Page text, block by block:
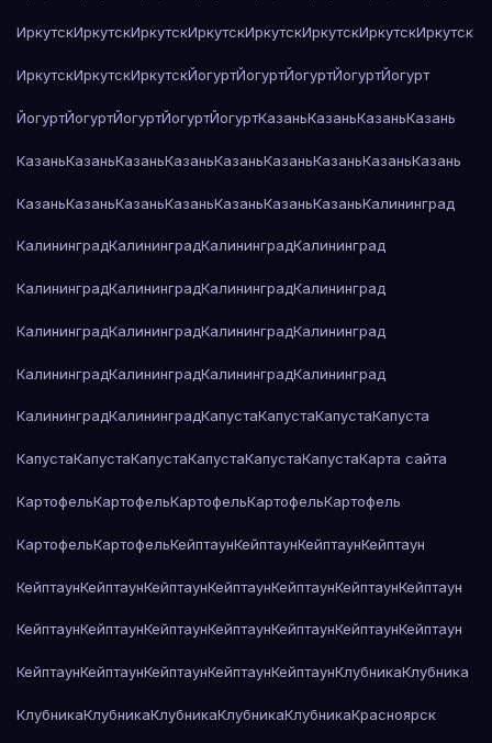
ИркутскИркутскИркутскИркутскИркутскИркутскИркутскИркутск
ИркутскИркутскИркутскЙогуртЙогуртЙогуртЙогуртЙогурт
ЙогуртЙогуртЙогуртЙогуртЙогуртКазаньКазаньКазаньКазань
КазаньКазаньКазаньКазаньКазаньКазаньКазаньКазаньКазань
КазаньКазаньКазаньКазаньКазаньКазаньКазаньКалининград
КалининградКалининградКалининградКалининград
КалининградКалининградКалининградКалининград
КалининградКалининградКалининградКалининград
КалининградКалининградКалининградКалининград
КалининградКалининградКапустаКапустаКапустаКапуста
КапустаКапустаКапустаКапустаКапустаКапустаКарта сайта
КартофельКартофельКартофельКартофельКартофель
КартофельКартофельКейптаунКейптаунКейптаунКейптаун
КейптаунКейптаунКейптаунКейптаунКейптаунКейптаунКейптаун
КейптаунКейптаунКейптаунКейптаунКейптаунКейптаунКейптаун
КейптаунКейптаунКейптаунКейптаунКейптаунКлубникаКлубника
КлубникаКлубникаКлубникаКлубникаКлубникаКрасноярск